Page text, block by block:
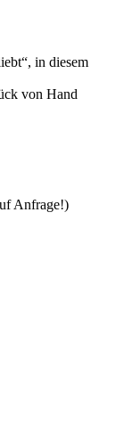
in diesem
von Hand
Anfrage!)